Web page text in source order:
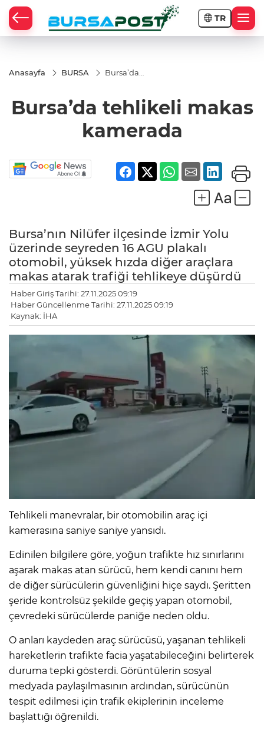
TR
Anasayfa BURSA
Bursa’da
kamerada
Bursa’da tehlikeli makas
kamerada
Bursa’nın Nilüfer ilçesinde İzmir Yolu
üzerinde seyreden 16 AGU plakalı
otomobil, yüksek hızda diğer araçlara
makas atarak trafiği tehlikeye düşürdü
Haber Giriş Tarihi: 27.11.2025 09:19
Haber Güncellenme Tarihi: 27.11.2025 09:19
Kaynak: İHA
Tehlikeli manevralar, bir otomobilin araç içi
kamerasına saniye saniye yansıdı.
Edinilen bilgilere göre, yoğun trafikte hız sınırlarını
aşarak makas atan sürücü, hem kendi canını hem
de diğer sürücülerin güvenliğini hiçe saydı. Şeritten
şeride kontrolsüz şekilde geçiş yapan otomobil,
çevredeki sürücülerde paniğe neden oldu.
O anları kaydeden araç sürücüsü, yaşanan tehlikeli
hareketlerin trafikte facia yaşatabileceğini belirterek
duruma tepki gösterdi. Görüntülerin sosyal
medyada paylaşılmasının ardından, sürücünün
tespit edilmesi için trafik ekiplerinin inceleme
başlattığı öğrenildi.